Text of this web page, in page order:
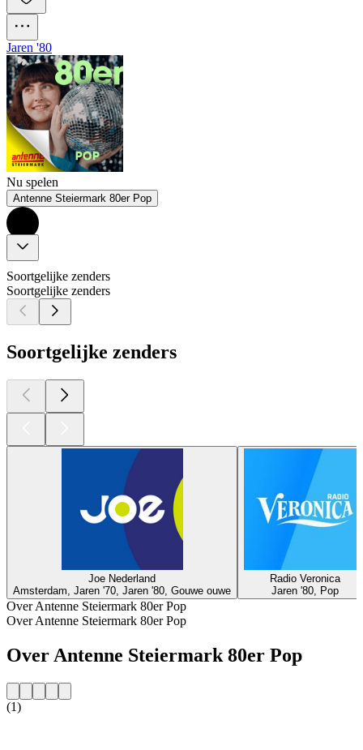
Jaren '80
Nu spelen
Antenne Steiermark 80er Pop
Soortgelijke zenders
Soortgelijke zenders
Soortgelijke zenders
Joe Nederland
Amsterdam, Jaren '70, Jaren '80, Gouwe ouwe
Radio Veronica
Jaren '80, Pop
Over Antenne Steiermark 80er Pop
Over Antenne Steiermark 80er Pop
Over Antenne Steiermark 80er Pop
(1)